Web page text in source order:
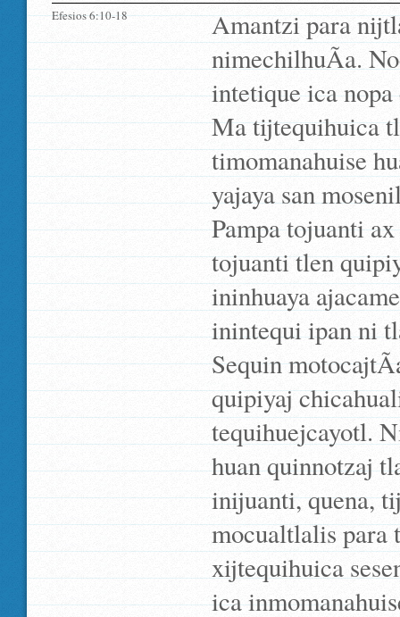
Efesios 6:10-18
Amantzi para
nimechilhuÃ­a.
intetique ica
Ma tijtequihuica
timomanahuise
yajaya san
Pampa tojuanti
tojuanti tlen
ininhuaya
inintequi ipan ni
Sequin
quipiyaj
tequihuejcayotl.
huan quinnotzaj
inijuanti, quena,
mocualtlalis
xijtequihuica
ica